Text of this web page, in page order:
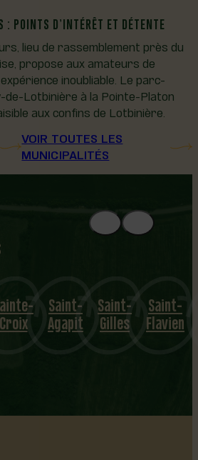
POINTS D’INTÉRÊT ET DÉTENTE
lieu de rassemblement près du
propose aux amateurs de
inoubliable. Le parc-
de-Lotbinière à la Pointe-Platon
aux confins de Lotbinière.
VOIR TOUTES LES
MUNICIPALITÉS
Saint-
Agapit
Saint-
Gilles
Saint-
Flavien